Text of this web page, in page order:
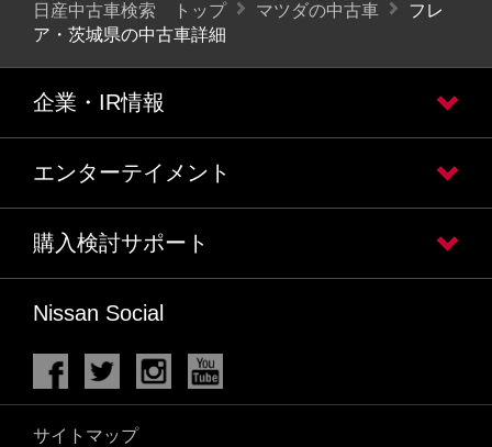
日産中古車検索 トップ マツダの中古車
フレ
ア・茨城県の中古車詳細
企業・IR情報
エンターテイメント
購入検討サポート
Nissan Social
サイトマップ